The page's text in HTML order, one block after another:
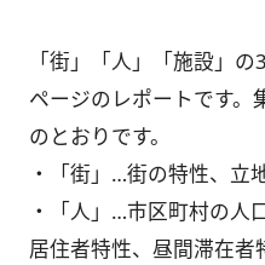
「街」「人」「施設」
ページのレポートです。
のとおりです。
・「街」…街の特性、立
・「人」…市区町村の人
居住者特性、昼間滞在者